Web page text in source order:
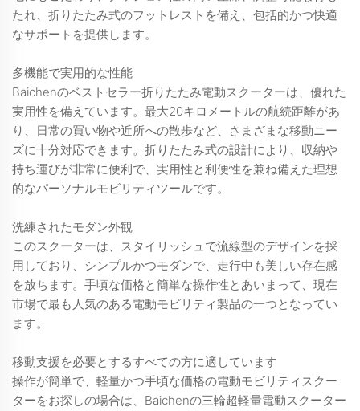
たれ、折りたたみ式のフットレストを備え、包括的かつ快適
なサポートを提供します。
多機能で実用的な性能
Baichenのベストセラー折りたたみ電動スクーターは、優れた
実用性を備えています。最大20キロメートルの航続距離があ
り、日常の買い物や近所への散歩など、さまざまな移動ニー
ズに十分対応できます。折りたたみ式の設計により、収納や
持ち運びが非常に便利で、実用性と利便性を兼ね備えた理想
的なパーソナルモビリティツールです。
洗練されたモダン外観
このスクーターは、スタイリッシュで流線型のデザインを採
用しており、シンプルかつモダンで、走行中も美しい存在感
を放ちます。手頃な価格と簡単な操作性とあいまって、現在
市場で最も人気のある電動モビリティ製品の一つとなってい
ます。
移動支援を必要とするすべての方に適しています
操作が簡単で、軽量かつ手頃な価格の電動モビリティスクー
ターをお探しの場合は、Baichenの三輪超軽量電動スクーター